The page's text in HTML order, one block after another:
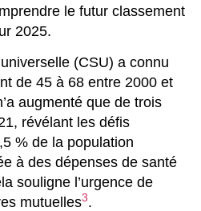
le futur classement
2025.
(CSU) a connu
de 45 à 68 entre 2000 et
augmenté que de trois
révélant les défis
% de la population
à des dépenses de santé
souligne l’urgence de
mutuelles3.